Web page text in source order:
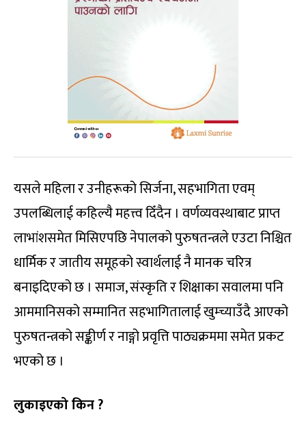
यसले महिला र उनीहरूको सिर्जना, सहभागिता एवम्
उपलब्धिलाई कहिल्यै महत्त्व दिँदैन । वर्णव्यवस्थाबाट प्राप्त
लाभांशसमेत मिसिएपछि नेपालको पुरुषतन्त्रले एउटा निश्चित
धार्मिक र जातीय समूहको स्वार्थलाई नै मानक चरित्र
बनाइदिएको छ । समाज, संस्कृति र शिक्षाका सवालमा पनि
आममानिसको सम्मानित सहभागितालाई खुम्च्याउँदै आएको
पुरुषतन्त्रको सङ्कीर्ण र नाङ्गो प्रवृत्ति पाठ्यक्रममा समेत प्रकट
भएको छ ।
लुकाइएको किन ?